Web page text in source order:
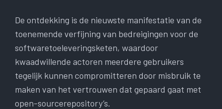
De ontdekking is de nieuwste manifestatie van de
toenemende verfijning van bedreigingen voor de
softwaretoeleveringsketen, waardoor
kwaadwillende actoren meerdere gebruikers
tegelijk kunnen compromitteren door misbruik te
maken van het vertrouwen dat gepaard gaat met
open-sourcerepository’s.